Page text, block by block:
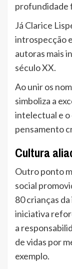
profundidade
Já Clarice
introspecção
autoras mais
século XX.
Ao unir os
simboliza a
intelectual e o
pensamento
Cultura
Outro ponto
social
80 crianças
iniciativa
a
de vidas por
exemplo.